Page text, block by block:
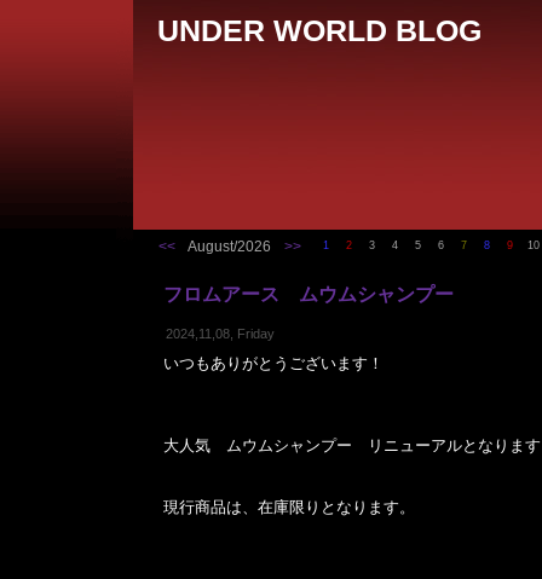
UNDER WORLD BLOG
<< August/2026 >> 1 2 3 4 5 6 7 8 9 10
フロムアース ムウムシャンプー
2024,11,08, Friday
いつもありがとうございます！
大人気 ムウムシャンプー リニューアルとなりま
現行商品は、在庫限りとなります。